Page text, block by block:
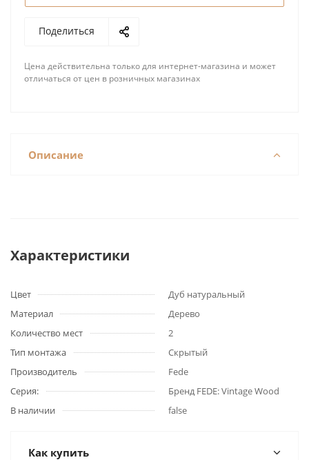
Поделиться
Цена действительна только для интернет-магазина и может
отличаться от цен в розничных магазинах
Описание
Характеристики
Цвет
Дуб натуральный
Материал
Дерево
Количество мест
2
Тип монтажа
Скрытый
Производитель
Fede
Серия:
Бренд FEDE: Vintage Wood
В наличии
false
Как купить